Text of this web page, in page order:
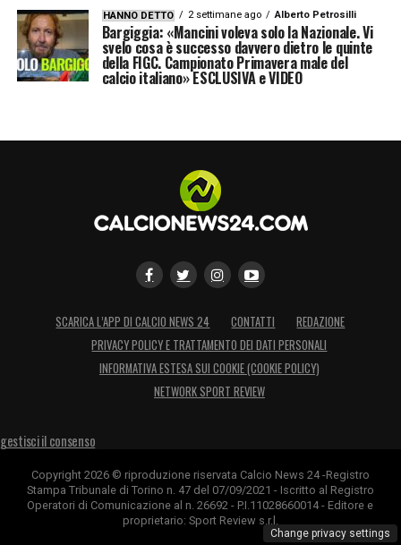
HANNO DETTO 2 settimane ago Alberto Petrosilli
Bargiggia: «Mancini voleva solo la Nazionale. Vi
svelo cosa è successo davvero dietro le quinte
della FIGC. Campionato Primavera male del
calcio italiano» ESCLUSIVA e VIDEO
SCARICA L’APP DI CALCIO NEWS 24 CONTATTI
REDAZIONE
PRIVACY POLICY E TRATTAMENTO DEI DATI PERSONALI
INFORMATIVA ESTESA SUI COOKIE (COOKIE POLICY)
NETWORK SPORT REVIEW
gestisci il consenso
Copyright 2026 © riproduzione riservata Calcio News 24 -Registro
Stampa Tribunale di Torino n. 47 del 07/09/2021 - Iscritto al Registro
Operatori di Comunicazione al n. 26692 - P.I.11028660014 - Editore e
proprietario: Sport Review s.r.l.
Change privacy settings